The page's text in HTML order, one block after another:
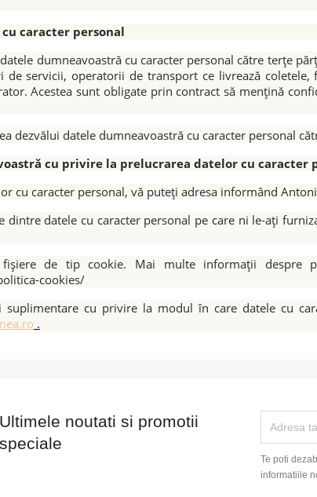
caracter personal
dumneavoastră cu caracter personal către terțe
servicii, operatorii de transport ce livrează
Acestea sunt obligate prin contract să mențină
dezvălui datele dumneavoastră cu caracter personal
cu privire la prelucrarea datelor cu caracter
cu caracter personal, vă puteți adresa informând
dintre datele cu caracter personal pe care ni le-ați
fișiere de tip cookie. Mai multe informații despre
cookies/
suplimentare cu privire la modul în care datele cu
.
Ultimele noutati si promotii
speciale
Te poti
informatiile